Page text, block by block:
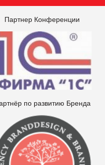
Партнер Конференции
по развитию Бренда